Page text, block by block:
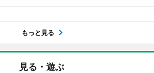
もっと見る
見る・遊ぶ